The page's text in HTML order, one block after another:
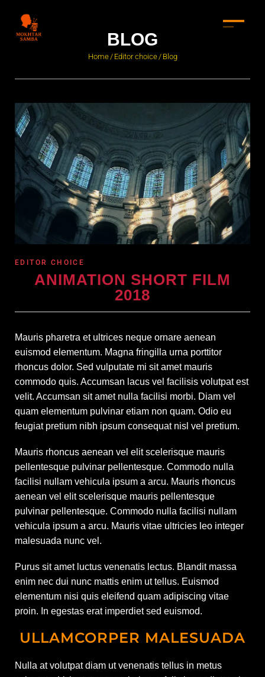
BLOG
Home/ Editor choice/ Blog
EDITOR CHOICE
ANIMATION SHORT FILM
2018
Mauris pharetra et ultrices neque ornare aenean
euismod elementum. Magna fringilla urna porttitor
rhoncus dolor. Sed vulputate mi sit amet mauris
commodo quis. Accumsan lacus vel facilisis volutpat est
velit. Accumsan sit amet nulla facilisi morbi. Diam vel
quam elementum pulvinar etiam non quam. Odio eu
feugiat pretium nibh ipsum consequat nisl vel pretium.
Mauris rhoncus aenean vel elit scelerisque mauris
pellentesque pulvinar pellentesque. Commodo nulla
facilisi nullam vehicula ipsum a arcu. Mauris rhoncus
aenean vel elit scelerisque mauris pellentesque
pulvinar pellentesque. Commodo nulla facilisi nullam
vehicula ipsum a arcu. Mauris vitae ultricies leo integer
malesuada nunc vel.
Purus sit amet luctus venenatis lectus. Blandit massa
enim nec dui nunc mattis enim ut tellus. Euismod
elementum nisi quis eleifend quam adipiscing vitae
proin. In egestas erat imperdiet sed euismod.
ULLAMCORPER MALESUADA
Nulla at volutpat diam ut venenatis tellus in metus